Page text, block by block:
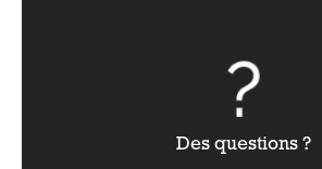
Des questions ?